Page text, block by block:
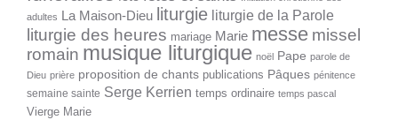
adultes La Maison-Dieu liturgie liturgie de la Parole
liturgie des heures mariage Marie messe missel
romain musique liturgique noël Pape parole de
Dieu prière proposition de chants publications Pâques pénitence
semaine sainte Serge Kerrien temps ordinaire temps pascal
Vierge Marie